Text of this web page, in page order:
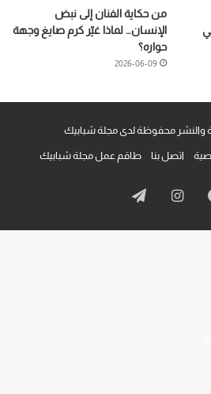
من حكاية الفنان إلى نبض
الإنسان… لماذا غيّر كرم صايغ وجهة
حواره؟
2026-06-09
والنشر محفوظة لدى مجلة شبابيك
اتصل بنا طاقم عمل مجلة شبابيك
فيسبوكانستقرامتيلقرام